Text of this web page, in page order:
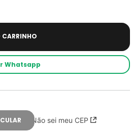
Whatsapp
Não sei meu CEP